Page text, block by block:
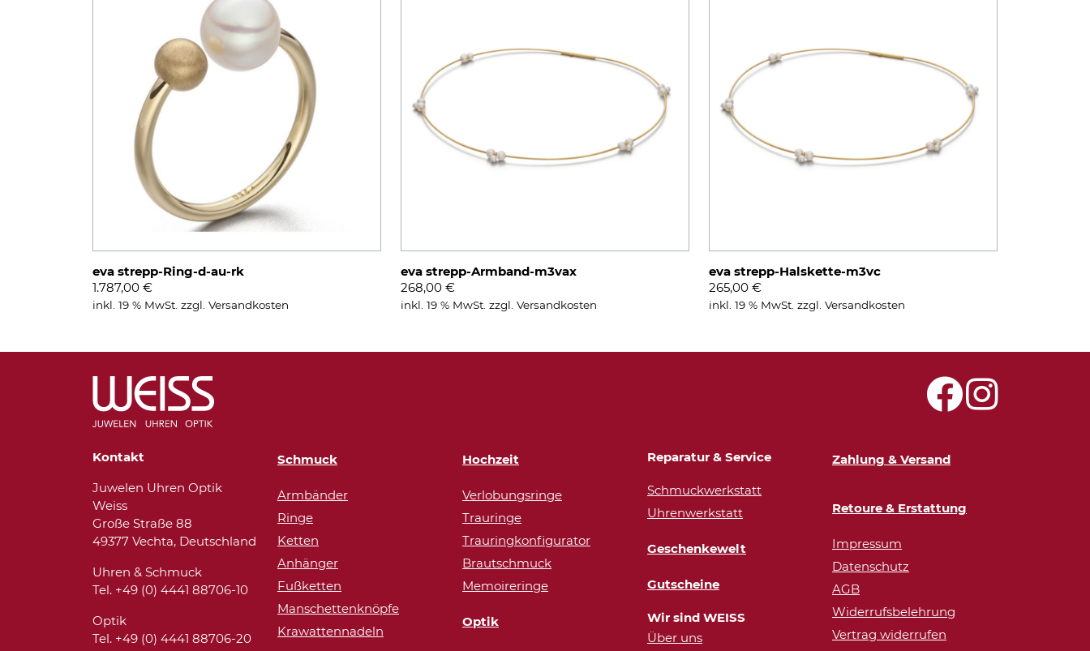
eva strepp-Ring-d-au-rk
1.787,00 €
inkl. 19 % MwSt. zzgl. Versandkosten
eva strepp-Armband-m3vax
268,00 €
inkl. 19 % MwSt. zzgl. Versandkosten
eva strepp-Halskette-m3vc
265,00 €
inkl. 19 % MwSt. zzgl. Versandkosten
Kontakt
Juwelen Uhren Optik
Weiss
Große Straße 88
49377 Vechta, Deutschland
Uhren & Schmuck
Tel. +49 (0) 4441 88706-10
Optik
Tel. +49 (0) 4441 88706-20
Schmuck
Armbänder
Ringe
Ketten
Anhänger
Fußketten
Manschettenknöpfe
Krawattennadeln
Hochzeit
Verlobungsringe
Trauringe
Trauringkonfigurator
Brautschmuck
Memoireringe
Optik
Reparatur & Service
Schmuckwerkstatt
Uhrenwerkstatt
Geschenkewelt
Gutscheine
Wir sind WEISS
Über uns
Zahlung & Versand
Retoure & Erstattung
Impressum
Datenschutz
AGB
Widerrufsbelehrung
Vertrag widerrufen